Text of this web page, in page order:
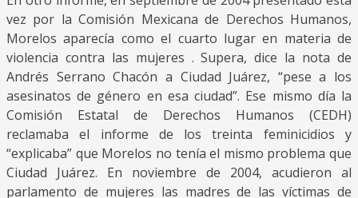
vez por la Comisión Mexicana de Derechos Humanos,
Morelos aparecía como el cuarto lugar en materia de
violencia contra las mujeres . Supera, dice la nota de
Andrés Serrano Chacón a Ciudad Juárez, “pese a los
asesinatos de género en esa ciudad”. Ese mismo día la
Comisión Estatal de Derechos Humanos (CEDH)
reclamaba el informe de los treinta feminicidios y
“explicaba” que Morelos no tenía el mismo problema que
Ciudad Juárez. En noviembre de 2004, acudieron al
parlamento de mujeres las madres de las víctimas de